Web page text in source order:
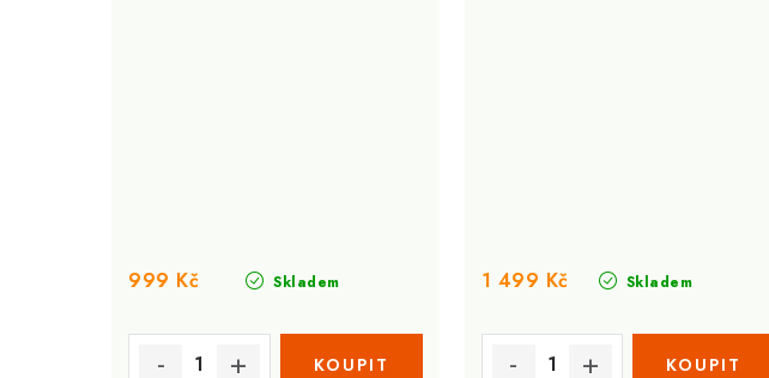
Skladem
999 Kč Skladem
1 499 Kč